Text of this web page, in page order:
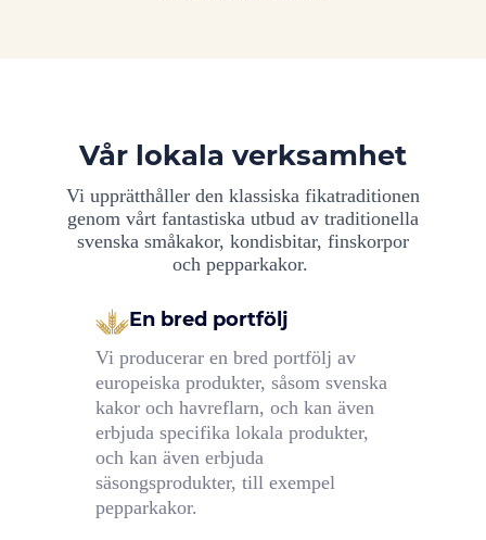
Vår lokala verksamhet
Vi upprätthåller den klassiska fikatraditionen
genom vårt fantastiska utbud av traditionella
svenska småkakor, kondisbitar, finskorpor
och pepparkakor.
En bred portfölj
Vi producerar en bred portfölj av
europeiska produkter, såsom svenska
kakor och havreflarn, och kan även
erbjuda specifika lokala produkter,
och kan även erbjuda
säsongsprodukter, till exempel
pepparkakor.